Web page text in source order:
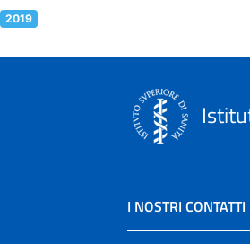
2019
I NOSTRI CONTATTI